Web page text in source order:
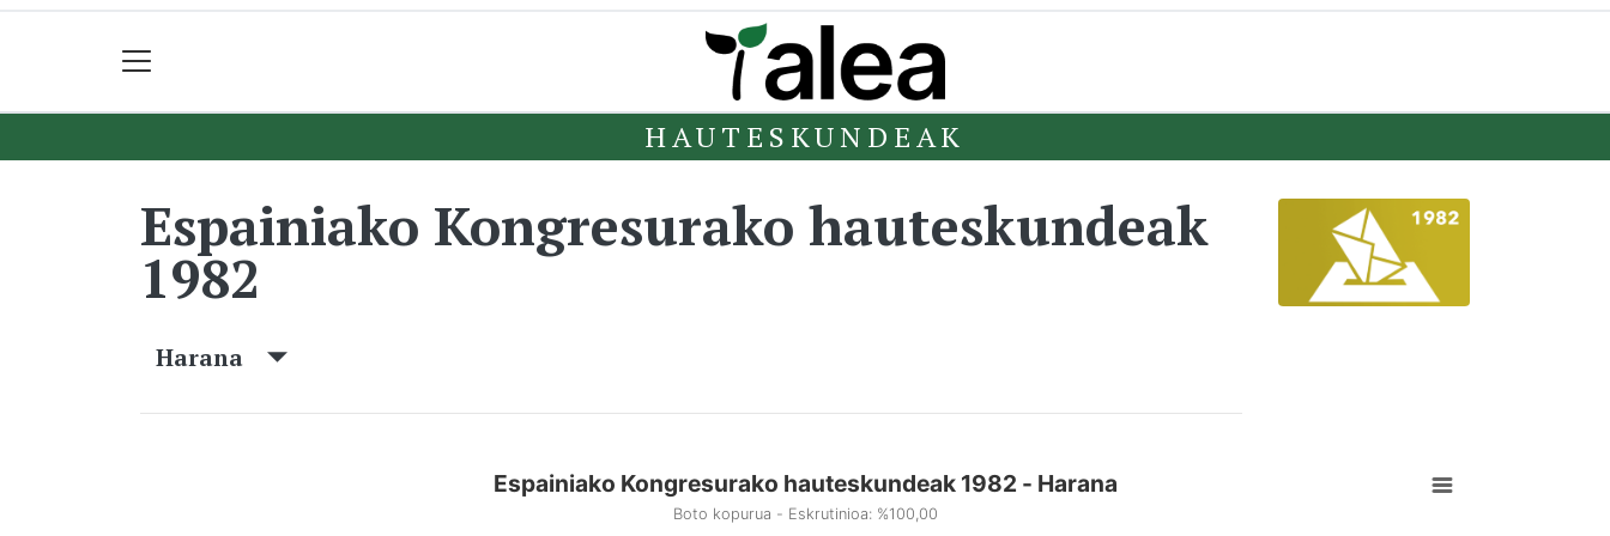
HAUTESKUNDEAK
Espainiako Kongresurako hauteskundeak
1982
Harana
Espainiako Kongresurako hauteskundeak 1982 - Harana
Boto kopurua - Eskrutinioa: %100,00